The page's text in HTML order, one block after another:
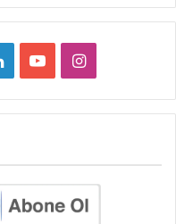
LinkedInYouTubeInstagram